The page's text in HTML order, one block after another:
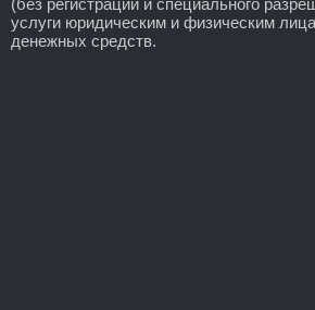
услуги юридическим и физическим
денежных средств.